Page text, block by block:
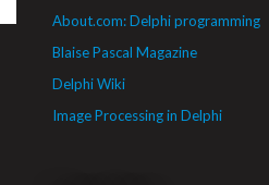
About.com: Delphi programming
Blaise Pascal Magazine
Delphi Wiki
Image Processing in Delphi